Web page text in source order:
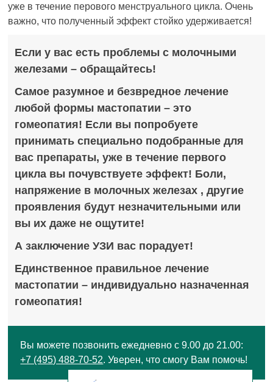
уже в течение перового менструального цикла. Очень
важно, что полученный эффект стойко удерживается!
Если у вас есть проблемы с молочными
железами – обращайтесь!
Самое разумное и безвредное лечение
любой формы мастопатии – это
гомеопатия! Если вы попробуете
принимать специально подобранные для
вас препараты, уже в течение первого
цикла вы почувствуете эффект! Боли,
напряжение в молочных железах , другие
проявления будут незначительными или
вы их даже не ощутите!
А заключение УЗИ вас порадует!
Единственное правильное лечение
мастопатии – индивидуально назначенная
гомеопатия!
Вы можете позвонить ежедневно с 9.00 до 21.00:
+7 (495) 488-70-52. Уверен, что смогу Вам помочь!